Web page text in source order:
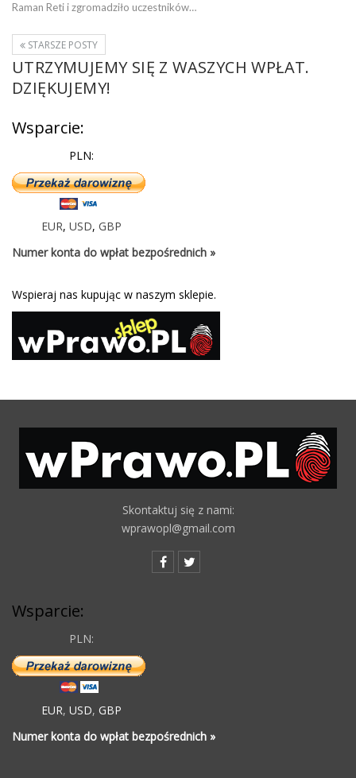
Raman Reti i zgromadziło uczestników…
STARSZE POSTY
UTRZYMUJEMY SIĘ Z WASZYCH WPŁAT.
DZIĘKUJEMY!
Wsparcie:
PLN:
EUR, USD, GBP
Numer konta do wpłat bezpośrednich »
Wspieraj nas kupując w naszym sklepie.
Skontaktuj się z nami:
wprawopl@gmail.com
Wsparcie:
PLN:
EUR, USD, GBP
Numer konta do wpłat bezpośrednich »